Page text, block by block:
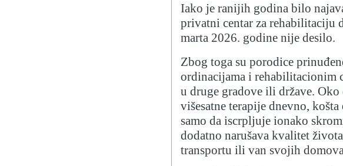
Iako je ranijih godina bilo
privatni centar za rehabilitaciju
marta 2026. godine nije desilo.
Zbog toga su porodice
ordinacijama i rehabilitacionim
u druge gradove ili države.
višesatne terapije dnevno,
samo da iscrpljuje ionako
dodatno narušava kvalitet
transportu ili van svojih